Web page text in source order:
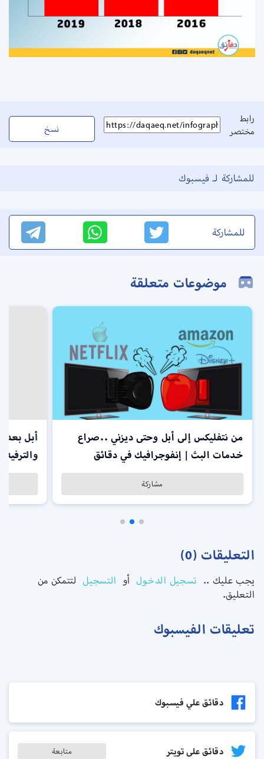
رابط
مختصر
نسخ
للمشاركة لـ فيسبوك
للمشاركة
موضوعات متعلقة
من نتفليكس إلى أبل وحتى ديزني ..صراع
خدمات البث | إنفوجرافيك في دقائق
مشاركة
أبل بعد
التعليقات (0)
يجب عليك .. تسجيل الدخول أو التسجيل لتتمكن من
التعليق.
تعليقات الفيسبوك
دقائق علي فيسبوك
دقائق على تويتر متابعة